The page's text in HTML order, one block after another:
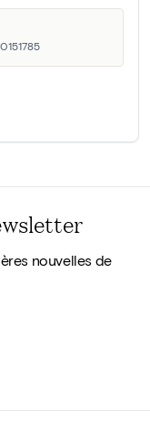
nouvelles de